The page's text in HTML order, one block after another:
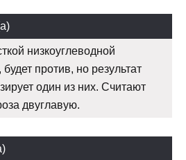
низкоуглеводной
против, но результат
один из них. Считают
двуглавую.